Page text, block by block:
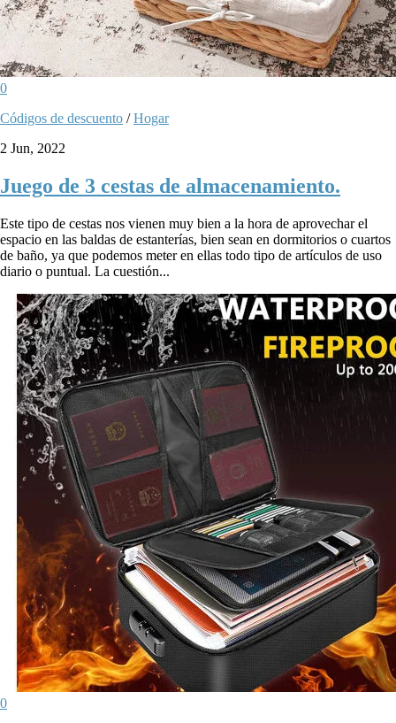
0
Códigos de descuento /Hogar
2 Jun, 2022
Juego de 3 cestas de almacenamiento.
Este tipo de cestas nos vienen muy bien a la hora de aprovechar el
espacio en las baldas de estanterías, bien sean en dormitorios o cuartos
de baño, ya que podemos meter en ellas todo tipo de artículos de uso
diario o puntual. La cuestión...
0